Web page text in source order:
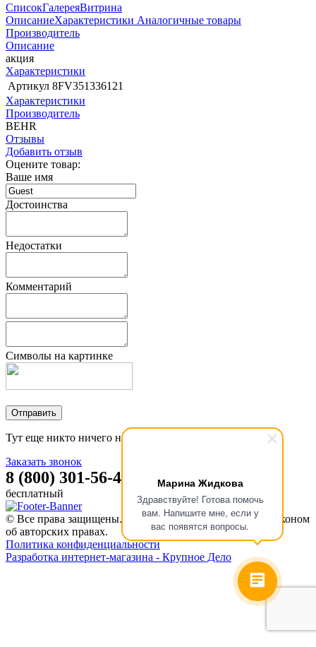
Марина Жидкова
Здравствуйте! Готова помочь
вам. Напишите мне, если у
вас появятся вопросы.
СписокГалереяВитрина
ОписаниеХарактеристики Аналогичные товары
Производитель
Описание
акция
Характеристики
Артикул 8FV351336121
Характеристики
Производитель
BEHR
Отзывы
Добавить отзыв
Оцените товар:
Ваше имя
Достоинства
Недостатки
Комментарий
Символы на картинке
Тут еще никто ничего не писал, стань первым!
Заказать звонок
8 (800) 301-56-47
бесплатный
© Все права защищены. Информация сайта защищена законом
об авторских правах.
Политика конфиденциальности
Разработка интернет-магазина - Крупное Дело